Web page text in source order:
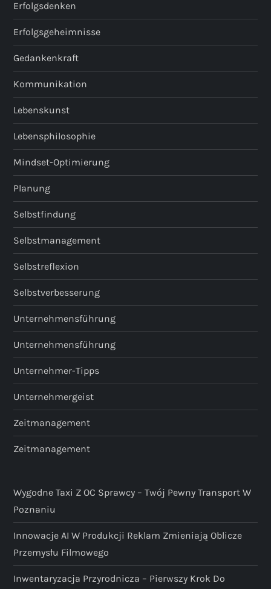
Erfolgsdenken
Erfolgsgeheimnisse
Gedankenkraft
Kommunikation
Lebenskunst
Lebensphilosophie
Mindset-Optimierung
Planung
Selbstfindung
Selbstmanagement
Selbstreflexion
Selbstverbesserung
Unternehmensführung
Unternehmensführung
Unternehmer-Tipps
Unternehmergeist
Zeitmanagement
Zeitmanagement
Wygodne Taxi Z OC Sprawcy – Twój Pewny Transport W
Poznaniu
Innowacje AI W Produkcji Reklam Zmieniają Oblicze
Przemysłu Filmowego
Inwentaryzacja Przyrodnicza – Pierwszy Krok Do